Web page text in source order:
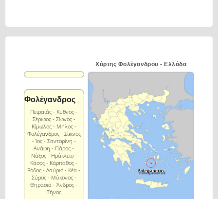
Φολέγανδρος
Πειραιάς - Κύθνος -
Σέριφος - Σίφνος -
Κίμωλος - Μήλος -
Φολέγανδρος - Σίκινος
- Ίος - Σαντορίνη -
Ανάφη - Πάρος -
Νάξος - Ηράκλειο -
Κάσος - Κάρπαθος -
Ρόδος - Λαύριο - Κέα -
Σύρος - Μύκονος -
Θηρασιά - Άνδρος -
Τήνος
Χάρτης Φολέγανδρου - Ελλάδα